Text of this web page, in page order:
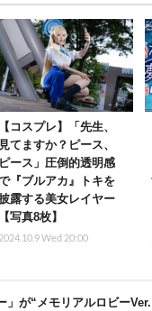
【コスプレ】「先生、
見てますか？ピース、
ピース」圧倒的透明感
『ブルアカ』トキを
露する美女レイヤー
【写真8枚】
2024.10.9 Wed 20:00
が“メモリアルロビー